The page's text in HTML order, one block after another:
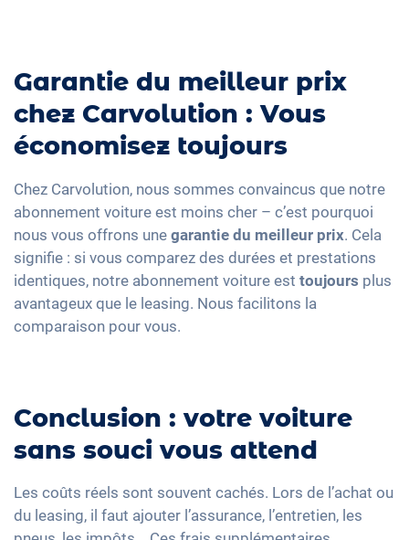
Garantie du meilleur prix
chez Carvolution : Vous
économisez toujours
Chez Carvolution, nous sommes convaincus que notre
abonnement voiture est moins cher – c’est pourquoi
nous vous offrons une garantie du meilleur prix. Cela
signifie : si vous comparez des durées et prestations
identiques, notre abonnement voiture est toujours plus
avantageux que le leasing. Nous facilitons la
comparaison pour vous.
Conclusion : votre voiture
sans souci vous attend
Les coûts réels sont souvent cachés. Lors de l’achat ou
du leasing, il faut ajouter l’assurance, l’entretien, les